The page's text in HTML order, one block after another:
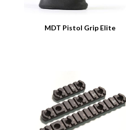
MDT Pistol Grip Elite